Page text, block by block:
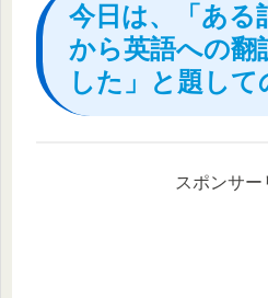
今日は、「ある
から英語への翻
した」と題して
スポンサー